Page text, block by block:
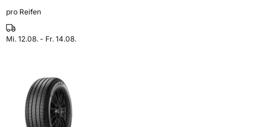
pro Reifen
Mi. 12.08. - Fr. 14.08.